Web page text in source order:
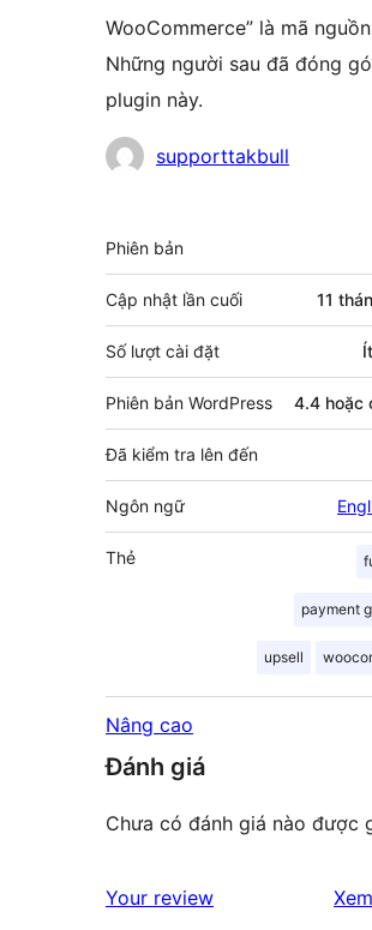
WooCommerce” là mã
Những người sau đã đóng
plugin này.
Những
góp
supporttakbull
Meta
Phiên bản
Cập nhật lần cuối 11
Số lượt cài đặt
Phiên bản WordPress 4.4 hoặc
Đã kiểm tra lên đến
Ngôn ngữ
Thẻ
payment
upsell
Nâng cao
Đánh giá
Chưa có đánh giá nào được
Your review